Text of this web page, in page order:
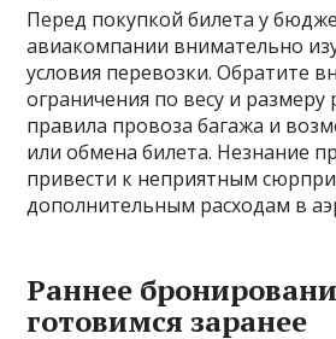
Перед покупкой билета у
авиакомпании внимательно
условия перевозки. Обратите
ограничения по весу и размеру
правила провоза багажа и
или обмена билета. Незнание
привести к неприятным
дополнительным расходам в
Раннее
готовимся заранее